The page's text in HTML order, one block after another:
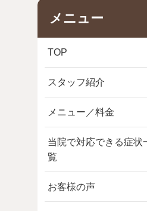
メニュー
TOP
スタッフ紹介
メニュー／料金
当院で対応できる症状
覧
お客様の声